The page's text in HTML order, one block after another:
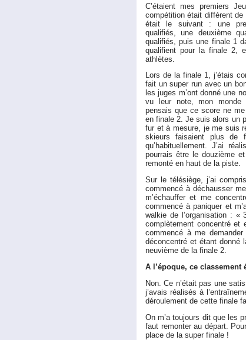
C’étaient mes premiers
compétition était différent
était le suivant : une
qualifiés, une deuxième
qualifiés, puis une finale 1
qualifient pour la finale 2,
athlètes.
Lors de la finale 1, j’étais
fait un super run avec un
les juges m’ont donné une
vu leur note, mon
pensais que ce score ne
en finale 2. Je suis alors un
fur et à mesure, je me suis
skieurs faisaient plus de
qu’habituellement. J’ai
pourrais être le douzième
remonté en haut de la piste.
Sur le télésiège, j’ai
commencé à déchausser
m’échauffer et me
commencé à paniquer et
walkie de l’organisation :
complètement concentré et
commencé à me
déconcentré et étant donné
neuvième de la finale 2.
A l’époque, ce
Non. Ce n’était pas une
j’avais réalisés à
déroulement de cette finale
On m’a toujours dit que les
faut remonter au départ.
place de la super finale !